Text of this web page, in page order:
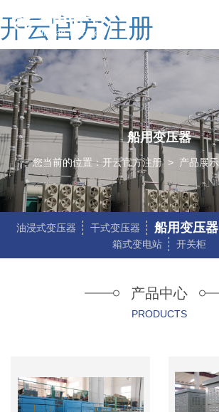
开云官方注册
船用变压器
您当前的位置： 开云官方注册> 产品展示
油浸式变压器 干式变压器 船用变压器
箱式变电站
开关柜
产品中心
PRODUCTS